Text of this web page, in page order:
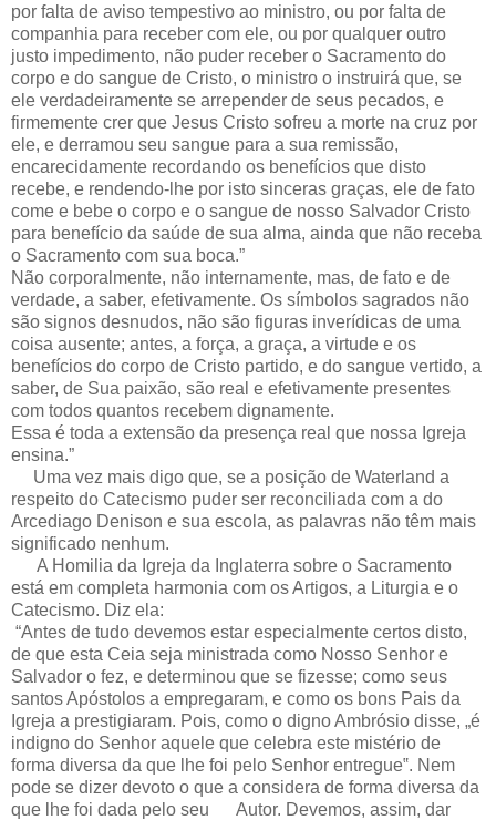
por falta de aviso tempestivo ao ministro, ou por falta de
companhia para receber com ele, ou por qualquer outro
justo impedimento, não puder receber o Sacramento do
corpo e do sangue de Cristo, o ministro o instruirá que, se
ele verdadeiramente se arrepender de seus pecados, e
firmemente crer que Jesus Cristo sofreu a morte na cruz por
ele, e derramou seu sangue para a sua remissão,
encarecidamente recordando os benefícios que disto
recebe, e rendendo-lhe por isto sinceras graças, ele de fato
come e bebe o corpo e o sangue de nosso Salvador Cristo
para benefício da saúde de sua alma, ainda que não receba
o Sacramento com sua boca.”
Não corporalmente, não internamente, mas, de fato e de
verdade, a saber, efetivamente. Os símbolos sagrados não
são signos desnudos, não são figuras inverídicas de uma
coisa ausente; antes, a força, a graça, a virtude e os
benefícios do corpo de Cristo partido, e do sangue vertido, a
saber, de Sua paixão, são real e efetivamente presentes
com todos quantos recebem dignamente.
Essa é toda a extensão da presença real que nossa Igreja
ensina.”
Uma vez mais digo que, se a posição de Waterland a
respeito do Catecismo puder ser reconciliada com a do
Arcediago Denison e sua escola, as palavras não têm mais
significado nenhum.
A Homilia da Igreja da Inglaterra sobre o Sacramento
está em completa harmonia com os Artigos, a Liturgia e o
Catecismo. Diz ela:
“Antes de tudo devemos estar especialmente certos disto,
de que esta Ceia seja ministrada como Nosso Senhor e
Salvador o fez, e determinou que se fizesse; como seus
santos Apóstolos a empregaram, e como os bons Pais da
Igreja a prestigiaram. Pois, como o digno Ambrósio disse, „é
indigno do Senhor aquele que celebra este mistério de
forma diversa da que lhe foi pelo Senhor entregue‟. Nem
pode se dizer devoto o que a considera de forma diversa da
que lhe foi dada pelo seu Autor. Devemos, assim, dar